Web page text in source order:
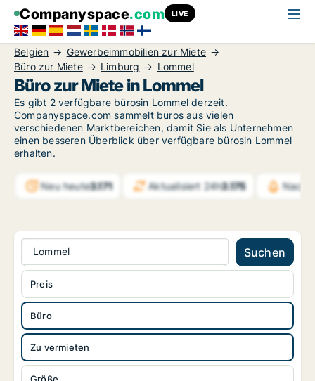
Companyspace.com LIVE
Belgien
Gewerbeimmobilien zur Miete
Büro zur Miete
Limburg Lommel
Büro zur Miete in Lommel
Es gibt 2 verfügbare bürosin Lommel derzeit.
Companyspace.com sammelt büros aus vielen
verschiedenen Marktbereichen, damit Sie als Unternehmen
einen besseren Überblick über verfügbare bürosin Lommel
erhalten.
Neu heute3.171 Aktualisiert 24h3.175
Lommel Suchen
Büro
Zu vermieten
Preis